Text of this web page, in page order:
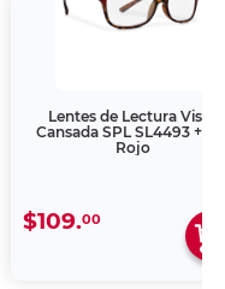
Lentes de Lectura Vista
Cansada SPL SL4493
Rojo
$109.00